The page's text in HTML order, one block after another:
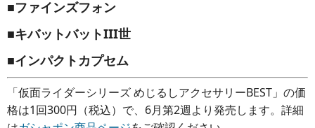
■ファインズフォン
■キバットバットIII世
■インパクトカプセム
「仮面ライダーシリーズ めじるしアクセサリーBEST」の価
格は1回300円（税込）で、6月第2週より発売します。詳細